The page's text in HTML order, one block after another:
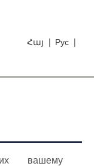
Рус |
Հայ |
вашему